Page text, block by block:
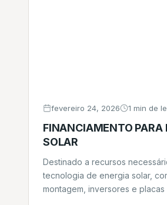
fevereiro 24, 2026 1 min de
FINANCIAMENTO PARA
SOLAR
Destinado a recursos
tecnologia de energia solar,
montagem, inversores e